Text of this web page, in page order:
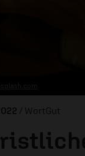
/ WortGut